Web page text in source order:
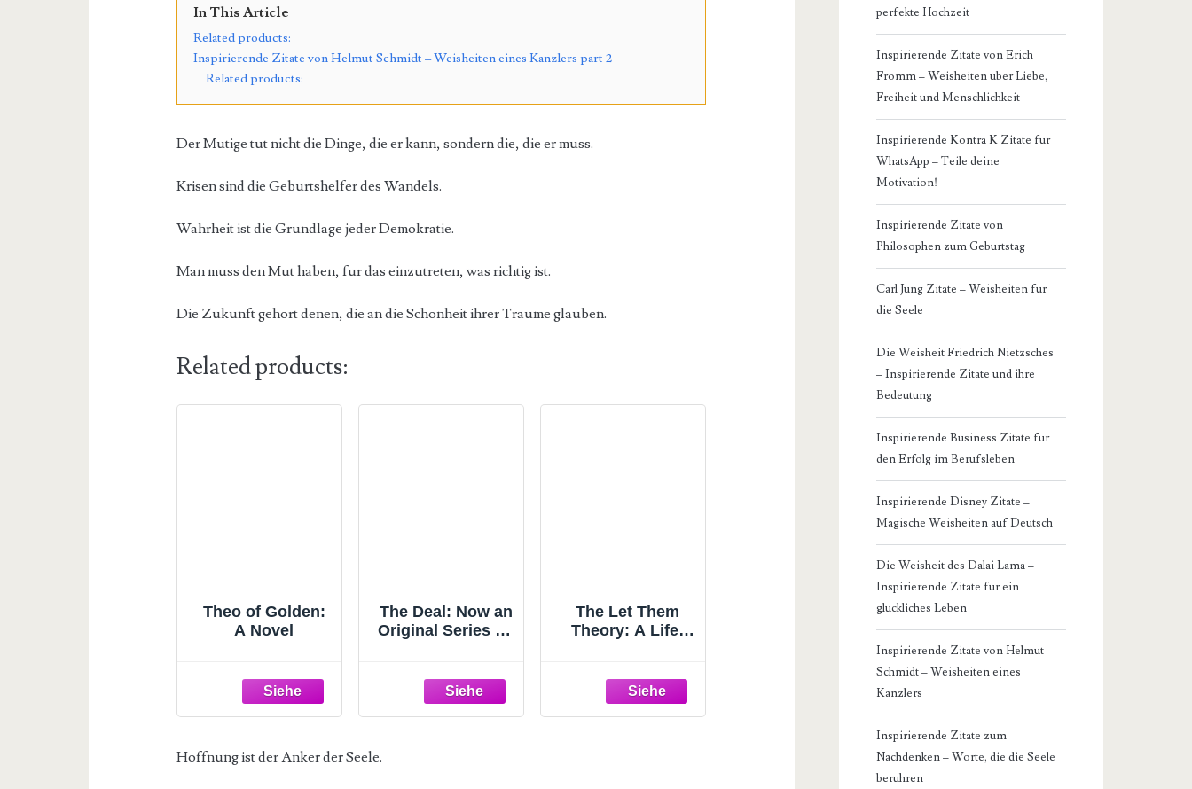
In This Article
Related products:
Inspirierende Zitate von Helmut Schmidt – Weisheiten eines Kanzlers part 2
Related products:
Der Mutige tut nicht die Dinge, die er kann, sondern die, die er muss.
Krisen sind die Geburtshelfer des Wandels.
Wahrheit ist die Grundlage jeder Demokratie.
Man muss den Mut haben, fur das einzutreten, was richtig ist.
Die Zukunft gehort denen, die an die Schonheit ihrer Traume glauben.
Related products:
Theo of Golden:
A Novel
The Deal: Now an
Original Series on
The Let Them
Theory: A Life-
People Can't Stop
Talking About
Hoffnung ist der Anker der Seele.
perfekte Hochzeit
Inspirierende Zitate von Erich
Fromm – Weisheiten uber Liebe,
Freiheit und Menschlichkeit
Inspirierende Kontra K Zitate fur
WhatsApp – Teile deine
Motivation!
Inspirierende Zitate von
Philosophen zum Geburtstag
Carl Jung Zitate – Weisheiten fur
die Seele
Die Weisheit Friedrich Nietzsches
– Inspirierende Zitate und ihre
Bedeutung
Inspirierende Business Zitate fur
den Erfolg im Berufsleben
Inspirierende Disney Zitate –
Magische Weisheiten auf Deutsch
Die Weisheit des Dalai Lama –
Inspirierende Zitate fur ein
gluckliches Leben
Inspirierende Zitate von Helmut
Schmidt – Weisheiten eines
Kanzlers
Inspirierende Zitate zum
Nachdenken – Worte, die die Seele
beruhren